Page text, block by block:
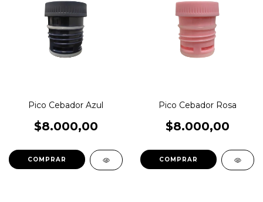
Pico Cebador Azul
$8.000,00
COMPRAR
Pico Cebador Rosa
$8.000,00
COMPRAR